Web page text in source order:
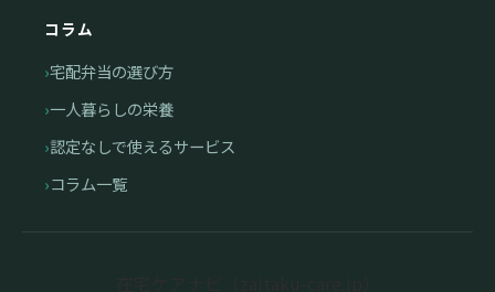
コラム
宅配弁当の選び方
一人暮らしの栄養
認定なしで使えるサービス
コラム一覧